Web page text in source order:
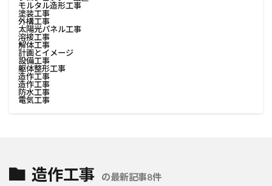
モルタル造形工事
塗装工事
外構工事
太陽光パネル工事
溶接工事
解体工事
計画とイメージ
設備工事
躯体整形工事
造作工事
造作工事
防水工事
電気工事
造作工事 の最新記事8件